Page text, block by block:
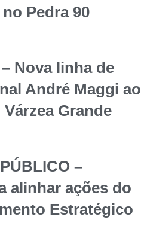
Pedra 90
Nova linha de
André Maggi ao
Grande
–
alinhar ações do
Estratégico